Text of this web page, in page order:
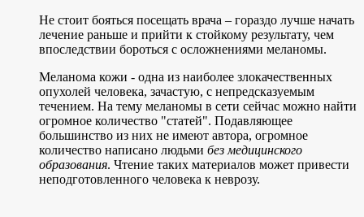
Не стоит бояться посещать врача – гораздо лучше начать
лечение раньше и прийти к стойкому результату, чем
впоследствии бороться с осложнениями меланомы.
Меланома кожи - одна из наиболее злокачественных
опухолей человека, зачастую, с непредсказуемым
течением. На тему меланомы в сети сейчас можно найти
огромное количество "статей". Подавляющее
большинство из них не имеют автора, огромное
количество написано людьми без медицинского
образования. Чтение таких материалов может привести
неподготовленного человека к неврозу.